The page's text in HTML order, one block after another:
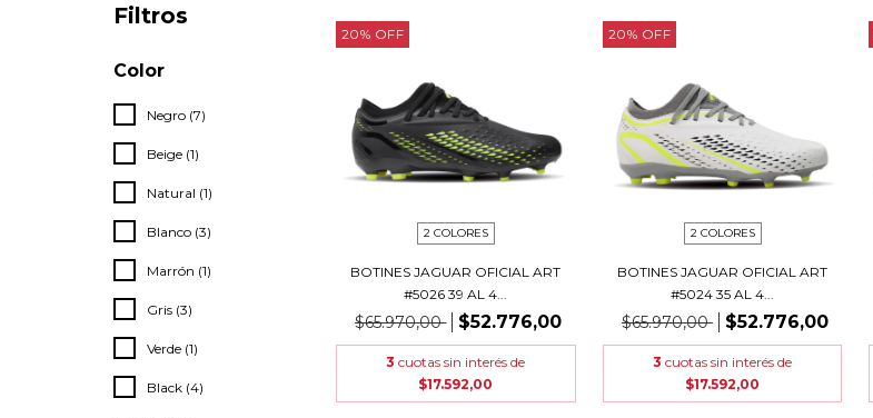
Filtros
Color
Negro (7)
Beige (1)
Natural (1)
Blanco (3)
Marrón (1)
Gris (3)
Verde (1)
Black (4)
20% OFF
2 COLORES
BOTINES JAGUAR OFICIAL ART
#5026 39 AL 4...
$65.970,00 $52.776,00
3 cuotas sin interés de
$17.592,00
20% OFF
2 COLORES
BOTINES JAGUAR OFICIAL ART
#5024 35 AL 4...
$65.970,00 $52.776,00
3 cuotas sin interés de
$17.592,00